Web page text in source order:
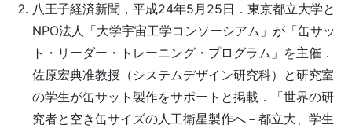
八王子経済新聞，平成24年5月25日．東京都立大学と
NPO法人「大学宇宙工学コンソーシアム」が「缶サッ
ト・リーダー・トレーニング・プログラム」を主催．
佐原宏典准教授（システムデザイン研究科）と研究室
の学生が缶サット製作をサポートと掲載．「世界の研
究者と空き缶サイズの人工衛星製作へ－都立大、学生